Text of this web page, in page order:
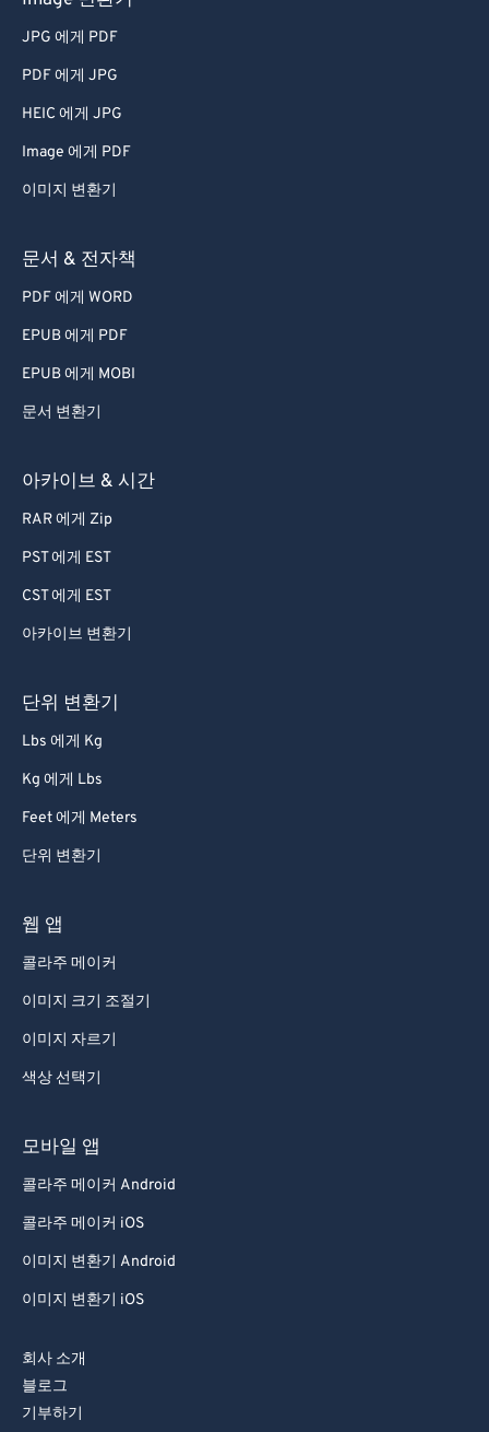
JPG 에게 PDF
PDF 에게 JPG
HEIC 에게 JPG
Image 에게 PDF
이미지 변환기
문서 & 전자책
PDF 에게 WORD
EPUB 에게 PDF
EPUB 에게 MOBI
문서 변환기
아카이브 & 시간
RAR 에게 Zip
PST 에게 EST
CST 에게 EST
아카이브 변환기
단위 변환기
Lbs 에게 Kg
Kg 에게 Lbs
Feet 에게 Meters
단위 변환기
웹 앱
콜라주 메이커
이미지 크기 조절기
이미지 자르기
색상 선택기
모바일 앱
콜라주 메이커 Android
콜라주 메이커 iOS
이미지 변환기 Android
이미지 변환기 iOS
회사 소개
블로그
기부하기